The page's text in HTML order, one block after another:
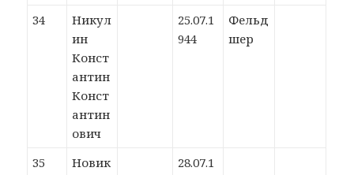
34
Никул
ин
Конст
антин
Конст
антин
ович
25.07.1
944
Фельд
шер
35
Новик
28.07.1